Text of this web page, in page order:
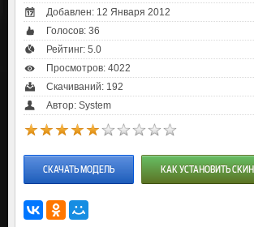
Добавлен: 12 Января 2012
Голосов: 36
Рейтинг: 5.0
Просмотров: 4022
Скачиваний: 192
Автор: System
СКАЧАТЬ МОДЕЛЬ КАК УСТАНОВИТЬ СКИН